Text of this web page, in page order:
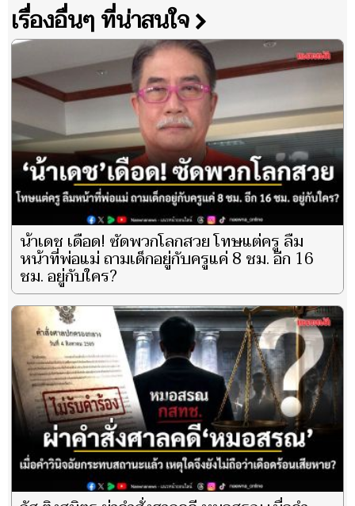
เรื่องอื่นๆ ที่น่าสนใจ
น้าเดช เดือด! ซัดพวกโลกสวย โทษแต่ครู ลืม
หน้าที่พ่อแม่ ถามเด็กอยู่กับครูแค่ 8 ชม. อีก 16
ชม. อยู่กับใคร?